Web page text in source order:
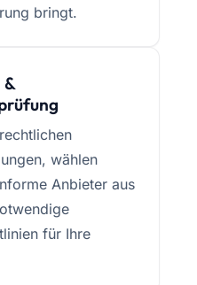
bringt.
wählen
Anbieter aus
für Ihre